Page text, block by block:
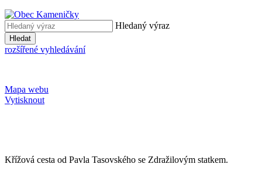
Hledaný výraz
Hledat
rozšířené vyhledávání
Mapa webu
Vytisknout
Křížová cesta od Pavla Tasovského se Zdražilovým statkem.